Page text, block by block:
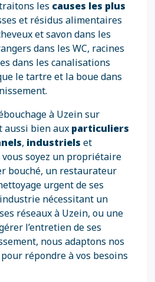
les causes les plus
et résidus alimentaires
et savon dans les
dans les WC, racines
dans les canalisations
le tartre et la boue dans
à Uzein sur
aussi bien aux particuliers
, industriels et
vous soyez un propriétaire
bouché, un restaurateur
urgent de ses
nécessitant un
réseaux à Uzein, ou une
l’entretien de ses
nous adaptons nos
répondre à vos besoins